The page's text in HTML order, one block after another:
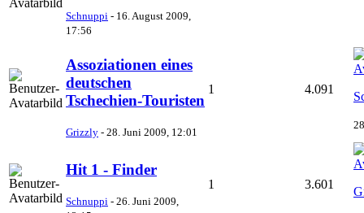
Schnuppi - 16. August 2009,
17:56
Assoziationen eines
deutschen
Tschechien-Touristen
Grizzly - 28. Juni 2009, 12:01
1 4.091
Hit 1 - Finder
Schnuppi - 26. Juni 2009,
1 3.601